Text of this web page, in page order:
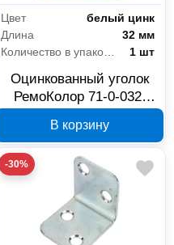
Цвет
белый цинк
Длина
32 мм
Количество в упаковке
1 шт
Оцинкованный уголок
РемоКолор 71-0-032,
В корзину
-30%